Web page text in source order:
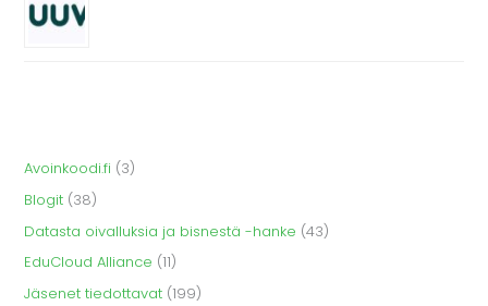
Avoinkoodi.fi (3)
Blogit (38)
Datasta oivalluksia ja bisnestä -hanke (43)
EduCloud Alliance (11)
Jäsenet tiedottavat (199)